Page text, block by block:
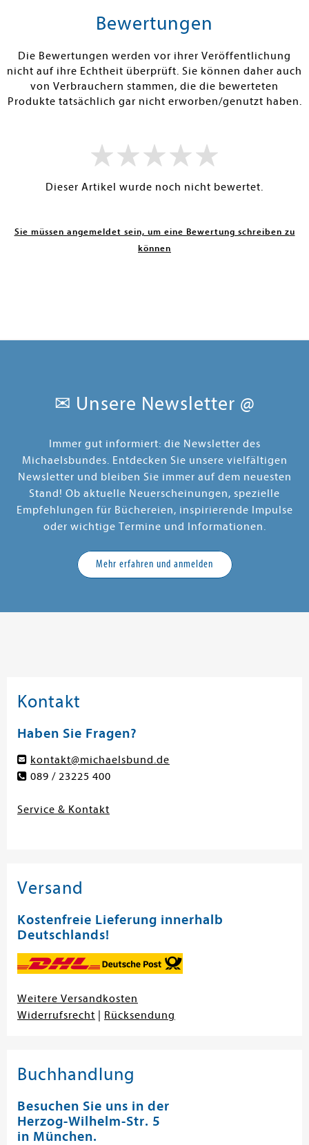
Warenkorb
Bewertungen
Die Bewertungen werden vor ihrer Veröffentlichung
nicht auf ihre Echtheit überprüft. Sie können daher auch
von Verbrauchern stammen, die die bewerteten
Produkte tatsächlich gar nicht erworben/genutzt haben.
Dieser Artikel wurde noch nicht bewertet.
Sie müssen angemeldet sein, um eine Bewertung schreiben zu
können
✉ Unsere Newsletter @
Immer gut informiert: die Newsletter des
Michaelsbundes. Entdecken Sie unsere vielfältigen
Newsletter und bleiben Sie immer auf dem neuesten
Stand! Ob aktuelle Neuerscheinungen, spezielle
Empfehlungen für Büchereien, inspirierende Impulse
oder wichtige Termine und Informationen.
Mehr erfahren und anmelden
Kontakt
Haben Sie Fragen?
kontakt@michaelsbund.de
089 / 23225 400
Service & Kontakt
Versand
Kostenfreie Lieferung innerhalb
Deutschlands!
Weitere Versandkosten
Widerrufsrecht
Rücksendung
Buchhandlung
Besuchen Sie uns in der
Herzog-Wilhelm-Str. 5
in München.